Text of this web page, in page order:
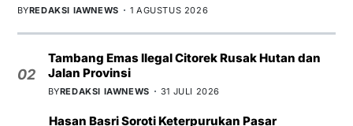
BYREDAKSI IAWNEWS 1 AGUSTUS 2026
02
Tambang Emas Ilegal Citorek Rusak Hutan dan
Jalan Provinsi
BYREDAKSI IAWNEWS 31 JULI 2026
Hasan Basri Soroti Keterpurukan Pasar